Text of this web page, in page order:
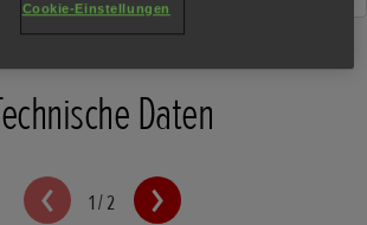
Daten
1/2
Cookie-Einstellungen